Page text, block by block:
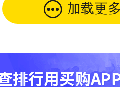
加载更